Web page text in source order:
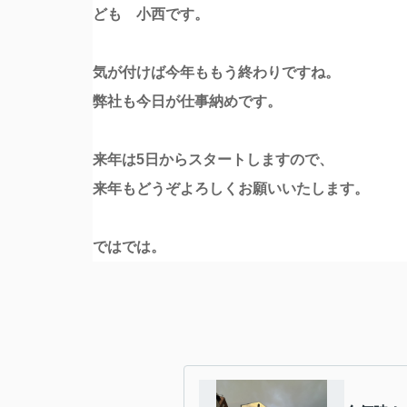
ども 小西です。
気が付けば今年ももう終わりですね。
弊社も今日が仕事納めです。
来年は5日からスタートしますので、
来年もどうぞよろしくお願いいたします。
ではでは。